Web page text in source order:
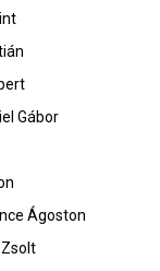
Gábor
Ágoston
Zsolt